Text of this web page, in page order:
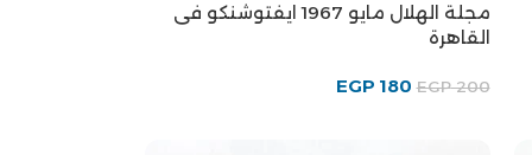
مجلة الهلال مايو 1967 ايفتوشنكو فى
القاهرة
EGP200
EGP 180